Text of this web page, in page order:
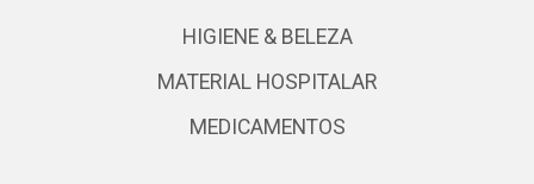
HIGIENE & BELEZA
MATERIAL HOSPITALAR
MEDICAMENTOS